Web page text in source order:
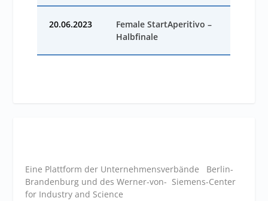
20.06.2023
Female StartAperitivo –
Halbfinale
Eine Plattform der Unternehmensverbände Berlin-
Brandenburg und des Werner-von- Siemens-Center
for Industry and Science